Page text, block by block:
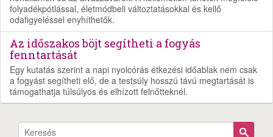
folyadékpótlással, életmódbeli változtatásokkal és kellő
odafigyeléssel enyhíthetők.
Az időszakos böjt segítheti a fogyás
fenntartását
Egy kutatás szerint a napi nyolcórás étkezési időablak nem csak
a fogyást segítheti elő, de a testsúly hosszú távú megtartását is
támogathatja túlsúlyos és elhízott felnőtteknél.